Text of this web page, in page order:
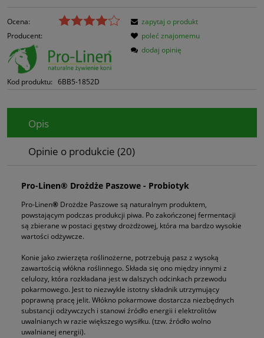
Ocena:
Producent:
Kod produktu: 6BB5-1852D
zapytaj o produkt
poleć znajomemu
dodaj opinię
Opis
Opinie o produkcie (20)
Pro-Linen® Drożdże Paszowe - Probiotyk
Pro-Linen® Drożdże Paszowe są naturalnym produktem,
powstającym podczas produkcji piwa. Po zakończonej fermentacji
są zbierane w postaci gęstwy drożdżowej, która ma bardzo wysokie
wartości odżywcze.
Konie jako zwierzęta roślinożerne, potrzebują pasz z wysoką
zawartością włókna roślinnego. Składa się ono między innymi z
celulozy, która rozkładana jest w dalszych odcinkach przewodu
pokarmowego. Jest to niezwykle istotny składnik utrzymujący
poprawną pracę jelit. Włókno pokarmowe dostarcza niezbędnych
substancji odżywczych i stanowi źródło energii i elektrolitów
uwalnianych w razie większego wysiłku. (tzw. źródło wolno
uwalnianej energii).